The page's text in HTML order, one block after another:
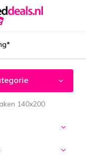
140x200